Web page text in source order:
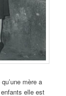
mère a
elle est